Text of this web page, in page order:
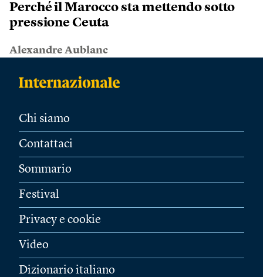
Perché il Marocco sta mettendo sotto
pressione Ceuta
Alexandre Aublanc
Chi siamo
Contattaci
Sommario
Festival
Privacy e cookie
Video
Dizionario italiano